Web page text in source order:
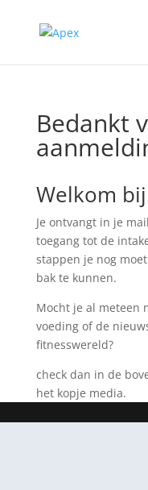
Bedankt
Welkom
Je ontvangt in je
toegang tot de
stappen je nog
bak te kunnen.
Mocht je al meteen
voeding of de
fitnesswereld?
check dan in de
het kopje media.